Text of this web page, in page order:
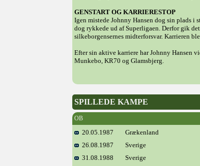
GENSTART OG KARRIERESTOP
Igen mistede Johnny Hansen dog sin plads i
dog rykkede ud af Superligaen. Derfor gik
silkeborgensernes midterforsvar. Karrieren
Efter sin aktive karriere har Johnny Hansen
Munkebo, KR70 og Glamsbjerg.
SPILLEDE KAMPE
OB
20.05.1987 Grækenland
26.08.1987
Sverige
31.08.1988
Sverige